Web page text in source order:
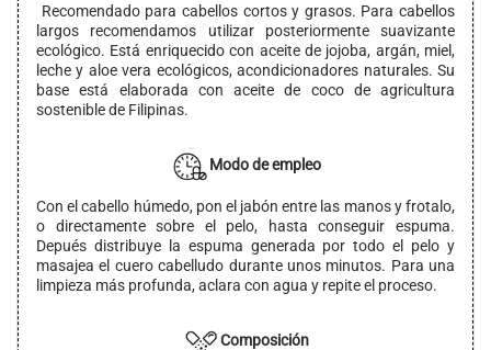
Recomendado para cabellos cortos y grasos. Para cabellos
largos recomendamos utilizar posteriormente suavizante
ecológico. Está enriquecido con aceite de jojoba, argán, miel,
leche y aloe vera ecológicos, acondicionadores naturales. Su
base está elaborada con aceite de coco de agricultura
sostenible de Filipinas.
Modo de empleo
Con el cabello húmedo, pon el jabón entre las manos y frotalo,
o directamente sobre el pelo, hasta conseguir espuma.
Depués distribuye la espuma generada por todo el pelo y
masajea el cuero cabelludo durante unos minutos. Para una
limpieza más profunda, aclara con agua y repite el proceso.
Composición